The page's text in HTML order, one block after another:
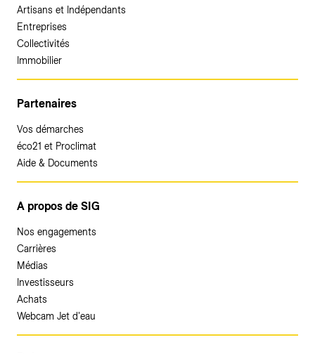
Artisans et Indépendants
Entreprises
Collectivités
Immobilier
Partenaires
Vos démarches
éco21 et Proclimat
Aide & Documents
A propos de SIG
Nos engagements
Carrières
Médias
Investisseurs
Achats
Webcam Jet d'eau